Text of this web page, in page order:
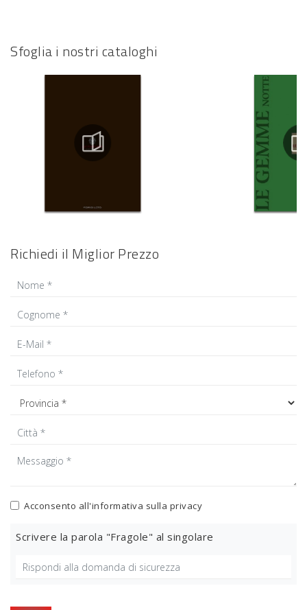
Sfoglia i nostri cataloghi
Richiedi il Miglior Prezzo
Acconsento all'informativa sulla privacy
Scrivere la parola "Fragole" al singolare